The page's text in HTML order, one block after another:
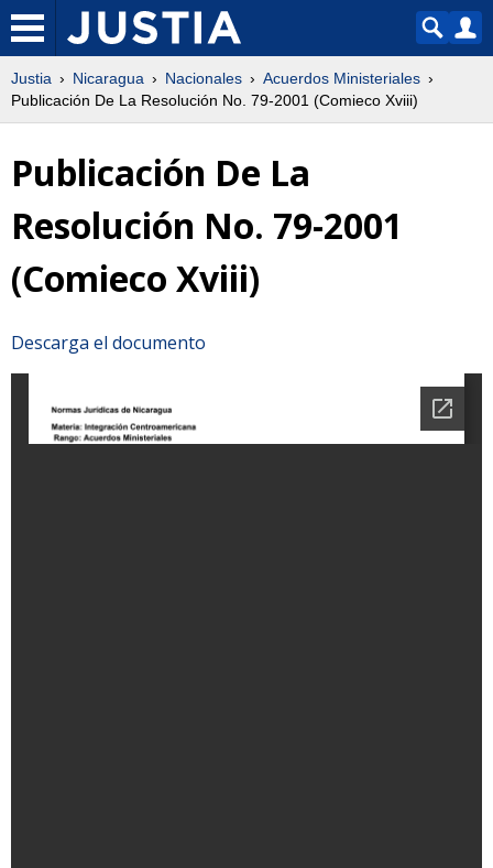
Justia Nicaragua Nacionales
Acuerdos Ministeriales
Publicación De La Resolución No. 79-2001 (Comieco Xviii)
Publicación De La
Resolución No. 79-2001
(Comieco Xviii)
Descarga el documento